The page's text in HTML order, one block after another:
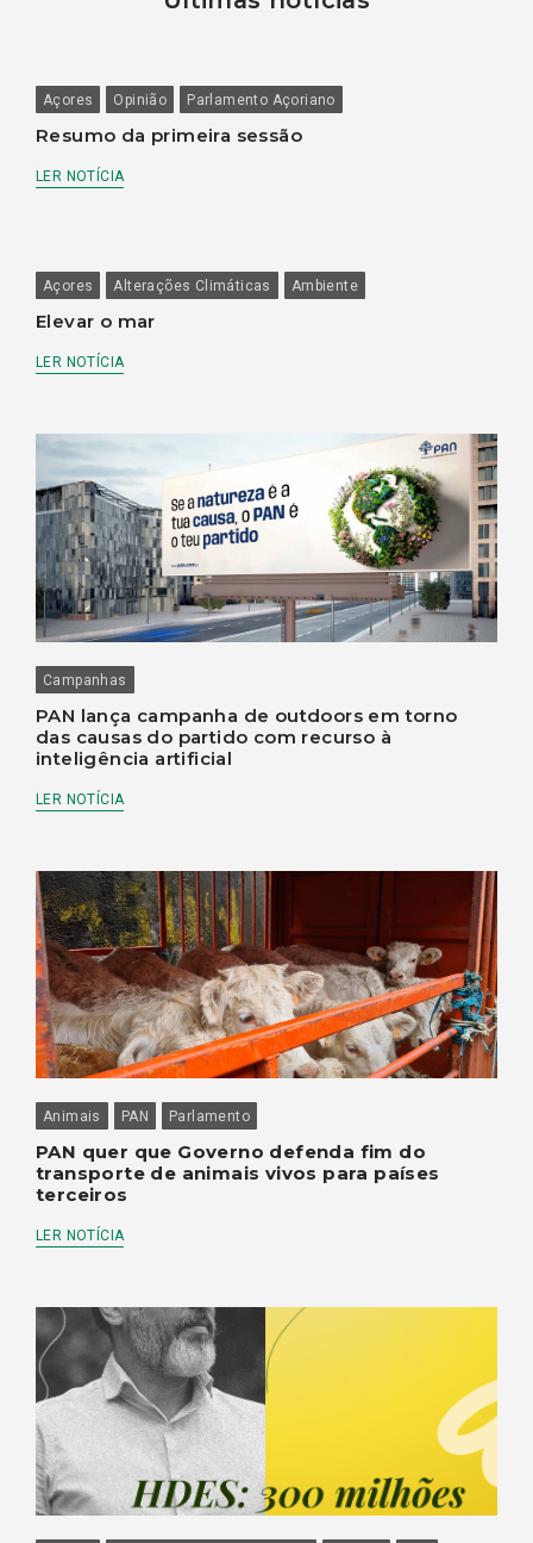
Açores Opinião Parlamento Açoriano
Resumo da primeira sessão
LER NOTÍCIA
Açores Alterações Climáticas Ambiente
Elevar o mar
LER NOTÍCIA
Campanhas
PAN lança campanha de outdoors em torno
das causas do partido com recurso à
inteligência artificial
LER NOTÍCIA
Animais PAN Parlamento
PAN quer que Governo defenda fim do
transporte de animais vivos para países
terceiros
LER NOTÍCIA